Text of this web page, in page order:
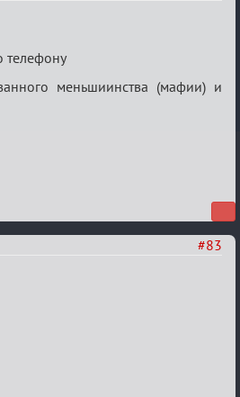
телефону
меньшиинства (мафии) и
#83